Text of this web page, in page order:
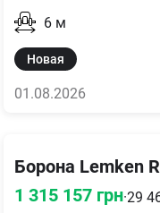
6 м
Новая
01.08.2026
Борона Lemken
1 315 157 грн·29